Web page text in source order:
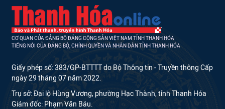
CƠ QUAN CỦA ĐẢNG BỘ ĐẢNG CỘNG SẢN VIỆT NAM TỈNH THANH HÓA
TIẾNG NÓI CỦA ĐẢNG BỘ, CHÍNH QUYỀN VÀ NHÂN DÂN TỈNH THANH HÓA
Giấy phép số: 383/GP-BTTTT do Bộ Thông tin - Truyền thông Cấp
ngày 29 tháng 07 năm 2022.
Trụ sở: Đại lộ Hùng Vương, phường Hạc Thành, tỉnh Thanh Hóa
Giám đốc: Phạm Văn Báu.